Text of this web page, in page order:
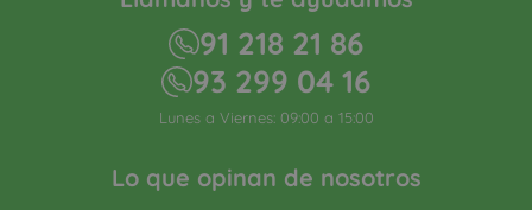
Lo que opinan de nosotros
91 218 21 86
93 299 04 16
Lunes a Viernes: 09:00 a 15:00